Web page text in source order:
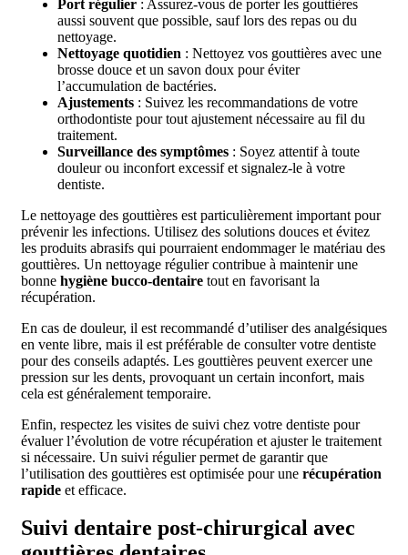
Port régulier : Assurez-vous de porter les gouttières
aussi souvent que possible, sauf lors des repas ou du
nettoyage.
Nettoyage quotidien : Nettoyez vos gouttières avec une
brosse douce et un savon doux pour éviter
l’accumulation de bactéries.
Ajustements : Suivez les recommandations de votre
orthodontiste pour tout ajustement nécessaire au fil du
traitement.
Surveillance des symptômes : Soyez attentif à toute
douleur ou inconfort excessif et signalez-le à votre
dentiste.
Le nettoyage des gouttières est particulièrement important pour
prévenir les infections. Utilisez des solutions douces et évitez
les produits abrasifs qui pourraient endommager le matériau des
gouttières. Un nettoyage régulier contribue à maintenir une
bonne hygiène bucco-dentaire tout en favorisant la
récupération.
En cas de douleur, il est recommandé d’utiliser des analgésiques
en vente libre, mais il est préférable de consulter votre dentiste
pour des conseils adaptés. Les gouttières peuvent exercer une
pression sur les dents, provoquant un certain inconfort, mais
cela est généralement temporaire.
Enfin, respectez les visites de suivi chez votre dentiste pour
évaluer l’évolution de votre récupération et ajuster le traitement
si nécessaire. Un suivi régulier permet de garantir que
l’utilisation des gouttières est optimisée pour une récupération
rapide et efficace.
Suivi dentaire post-chirurgical avec